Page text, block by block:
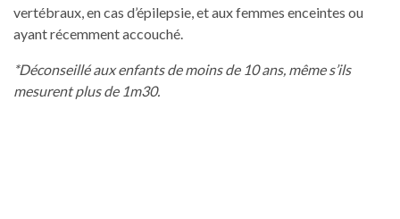
vertébraux, en cas d’épilepsie, et aux femmes enceintes ou
ayant récemment accouché.
*Déconseillé aux enfants de moins de 10 ans, même s’ils
mesurent plus de 1m30.